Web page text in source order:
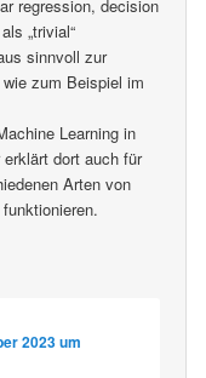
regression, decision
„trivial“
sinnvoll zur
zum Beispiel im
Learning in
dort auch für
Arten von
2023 um